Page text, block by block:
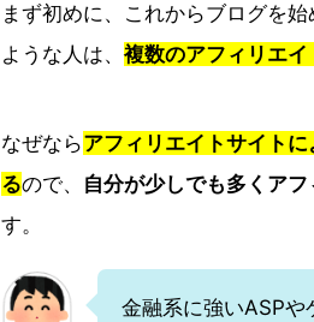
まず初めに、これからブログを
ような人は、 複数のアフィリエ
なぜならアフィリエイトサイト
るので、 自分が少しでも多くア
す。
金融系に強いASPや